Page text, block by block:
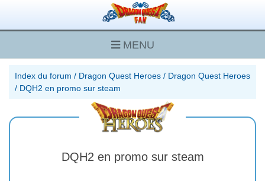
MENU
Index du forum / Dragon Quest Heroes / Dragon Quest Heroes
/ DQH2 en promo sur steam
DQH2 en promo sur steam